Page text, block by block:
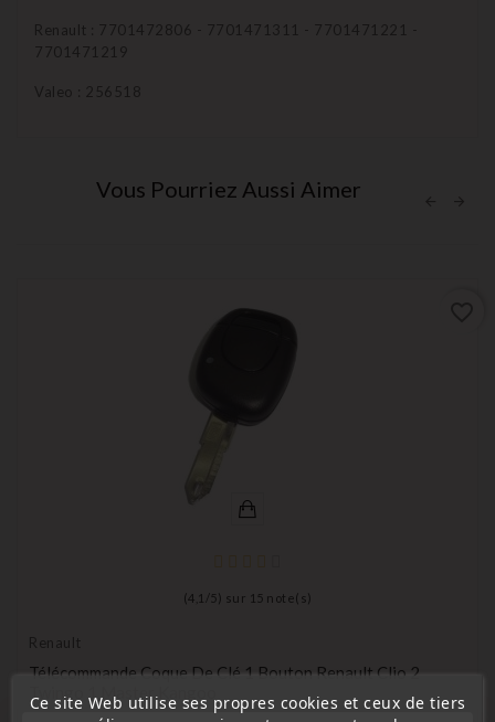
Renault : 7701472806 - 7701471311 - 7701471221 -
7701471219
Valeo : 256518
Vous Pourriez Aussi Aimer
(4,1 / 5) sur 15 note(s)
Renault
Télécommande Coque De Clé 1 Bouton Renault Clio 2
Twingo 1 Master Kangoo
Ce site Web utilise ses propres cookies et ceux de tiers